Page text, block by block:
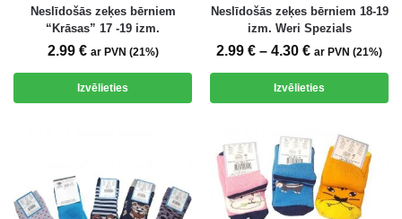
Neslīdošās zeķes bērniem
“Krāsas” 17 -19 izm.
2.99 € ar PVN (21%)
Izvēlieties
Neslīdošās zeķes bērniem 18-19
izm. Weri Spezials
2.99 € – 4.30 € ar PVN (21%)
Izvēlieties